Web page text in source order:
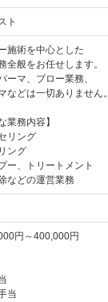
ト
施術を中心とした
全般をお任せします。
ーマ、ブロー業務、
などは一切ありません。
業務内容】
リング
ング
ー、トリートメント
などの運営業務
円～400,000円
当